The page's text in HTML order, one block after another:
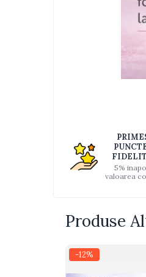
Table desen copii
Interactive, educative si
5%
valoarea
Produse
-12%